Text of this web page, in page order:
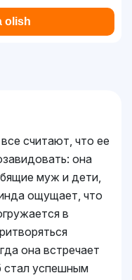
olish
считают, что ее
она
муж и дети,
ощущает, что
в
она встречает
стал успешным